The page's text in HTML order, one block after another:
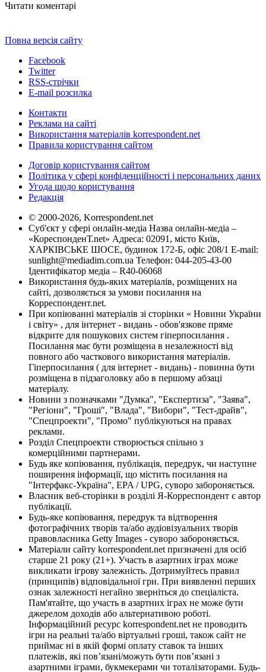
Читати коментарі
Повна версія сайту
Facebook
Twitter
RSS-стрічки
E-mail розсилка
Контакти
Реклама на сайті
Використання матеріалів korrespondent.net
Правила користування сайтом
Договір користування сайтом
Політика у сфері конфіденційності і персональних даних
Угода щодо користування
Редакція
© 2000-2026, Korrespondent.net
Суб'єкт у сфері онлайн-медіа Назва онлайн-медіа –
«КореспонденТ.net» Адреса: 02091, місто Київ,
ХАРКІВСЬКЕ ШОСЕ, будинок 172-Б, офіс 208/1 E-mail:
sunlight@mediadim.com.ua Телефон: 044-205-43-00
Ідентифікатор медіа – R40-06068
Використання будь-яких матеріалів, розміщених на
сайті, дозволяється за умови посилання на
Корреспондент.net.
При копіюванні матеріалів зі сторінки « Новини України
і світу» , для інтернет - видань - обов'язкове пряме
відкрите для пошукових систем гіперпосилання .
Посилання має бути розміщена в незалежності від
повного або часткового використання матеріалів.
Гіперпосилання ( для інтернет - видань) - повинна бути
розміщена в підзаголовку або в першому абзаці
матеріалу.
Новини з позначками "Думка", "Експертиза", "Заява",
"Регіони", "Гроші", "Влада", "Вибори", "Тест-драйв",
"Спецпроекти", "Промо" публікуються на правах
реклами.
Розділ Спецпроекти створюється спільно з
комерційними партнерами.
Будь яке копіювання, публікація, передрук, чи наступне
поширення інформації, що містить посилання на
"Інтерфакс-Україна", EPA / UPG, суворо забороняється.
Власник веб-сторінки в розділі Я-Корреспондент є автор
публікації.
Будь-яке копіювання, передрук та відтворення
фотографічних творів та/або аудіовізуальних творів
правовласника Getty Images - суворо забороняється.
Матеріали сайту korrespondent.net призначені для осіб
старше 21 року (21+). Участь в азартних іграх може
викликати ігрову залежність. Дотримуйтесь правил
(принципів) відповідальної гри. При виявленні перших
ознак залежності негайно зверніться до спеціаліста.
Пам'ятайте, що участь в азартних іграх не може бути
джерелом доходів або альтернативою роботі.
Інформаційний ресурс korrespondent.net не проводить
ігри на реальні та/або віртуальні гроші, також сайт не
приймає ні в якій формі оплату ставок та інших
платежів, які пов’язані/можуть бути пов’язані з
азартними іграми, букмекерами чи тоталізаторами. Будь-